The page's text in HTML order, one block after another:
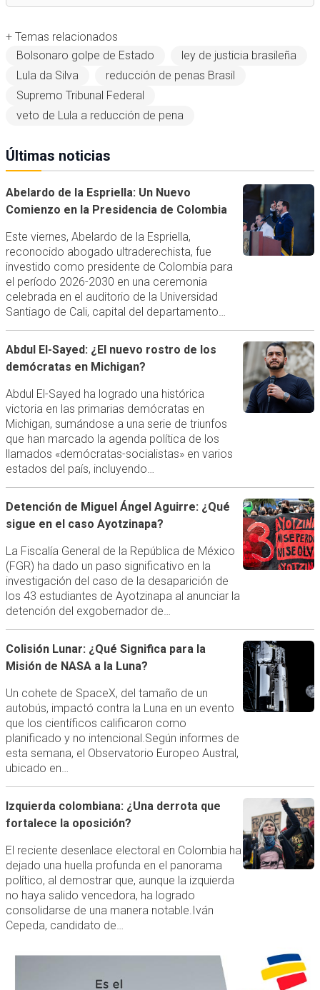
+ Temas relacionados
Bolsonaro golpe de Estado
ley de justicia brasileña
Lula da Silva
reducción de penas Brasil
Supremo Tribunal Federal
veto de Lula a reducción de pena
Últimas noticias
Abelardo de la Espriella: Un Nuevo
Comienzo en la Presidencia de Colombia
Este viernes, Abelardo de la Espriella,
reconocido abogado ultraderechista, fue
investido como presidente de Colombia para
el período 2026-2030 en una ceremonia
celebrada en el auditorio de la Universidad
Santiago de Cali, capital del departamento…
Abdul El-Sayed: ¿El nuevo rostro de los
demócratas en Michigan?
Abdul El-Sayed ha logrado una histórica
victoria en las primarias demócratas en
Michigan, sumándose a una serie de triunfos
que han marcado la agenda política de los
llamados «demócratas-socialistas» en varios
estados del país, incluyendo…
Detención de Miguel Ángel Aguirre: ¿Qué
sigue en el caso Ayotzinapa?
La Fiscalía General de la República de México
(FGR) ha dado un paso significativo en la
investigación del caso de la desaparición de
los 43 estudiantes de Ayotzinapa al anunciar la
detención del exgobernador de…
Colisión Lunar: ¿Qué Significa para la
Misión de NASA a la Luna?
Un cohete de SpaceX, del tamaño de un
autobús, impactó contra la Luna en un evento
que los científicos calificaron como
planificado y no intencional.Según informes de
esta semana, el Observatorio Europeo Austral,
ubicado en…
Izquierda colombiana: ¿Una derrota que
fortalece la oposición?
El reciente desenlace electoral en Colombia ha
dejado una huella profunda en el panorama
político, al demostrar que, aunque la izquierda
no haya salido vencedora, ha logrado
consolidarse de una manera notable.Iván
Cepeda, candidato de…